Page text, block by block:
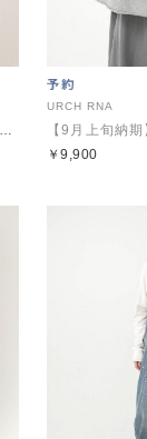
【9月上旬納期】M2481 丸いポケットのBIGトレーナー
URCH RNA
￥9,900